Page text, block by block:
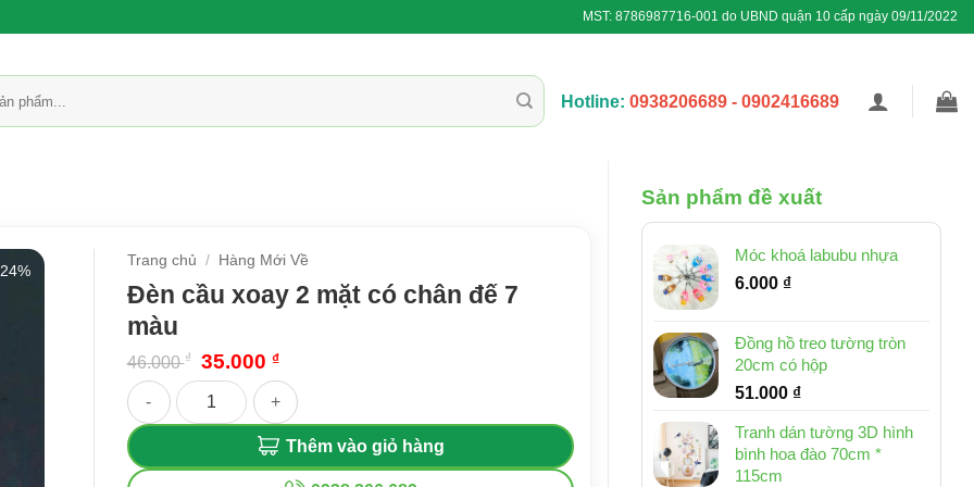
MST: 8786987716-001 do UBND quận 10 cấp ngày 09/11/2022
Hotline: 0938206689 - 0902416689
Sản phẩm đề xuất
Móc khoá labubu nhựa
6.000 ₫
Đồng hồ treo tường tròn
20cm có hộp
51.000 ₫
Tranh dán tường 3D hình
bình hoa đào 70cm *
115cm
Trang chủ / Hàng Mới Về
Đèn cầu xoay 2 mặt có chân đế 7
màu
46.000₫
Giá
là:
46.000 ₫.
35.000₫Giá
tại
là:
35.000 ₫.
Đèn cầu xoay 2 mặt có chân đế 7 màu số lượng
Thêm vào giỏ hàng